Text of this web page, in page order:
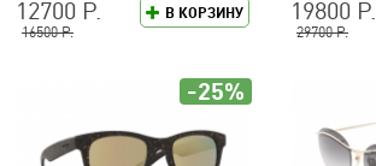
В КОРЗИНУ
12700 Р.
16500 Р.
19800 Р.
29700 Р.
-25%